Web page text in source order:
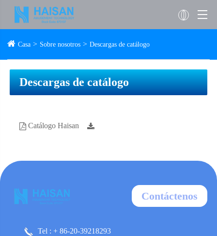
Casa Sobre nosotros Descargas de catálogo
Descargas de catálogo
Catálogo Haisan
Contáctenos
Tel : + 86-20-39218293